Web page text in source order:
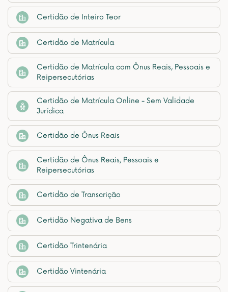
Certidão de Inteiro Teor
Certidão de Matrícula
Certidão de Matrícula com Ônus Reais, Pessoais e
Reipersecutórias
Certidão de Matrícula Online - Sem Validade
Jurídica
Certidão de Ônus Reais
Certidão de Ônus Reais, Pessoais e
Reipersecutórias
Certidão de Transcrição
Certidão Negativa de Bens
Certidão Trintenária
Certidão Vintenária